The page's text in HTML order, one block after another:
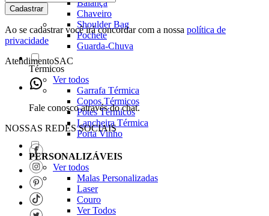
Balança
Chaveiro
Shoulder Bag
Pochete
Guarda-Chuva
Térmicos
Ver todos
Garrafa Térmica
Copos Térmicos
Potes Térmicos
Lancheira Térmica
Porta Vinho
PERSONALIZÁVEIS
Ver todos
Malas Personalizadas
Laser
Couro
Ver Todos
Cadastrar
Ao se cadastrar você irá concordar com a nossa política de
privacidade
AtendimentoSAC
Fale conosco através do chat.
NOSSAS REDES SOCIAIS